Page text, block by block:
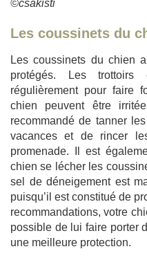
©csakisti
Les coussinets du
Les coussinets du chien
protégés. Les
régulièrement pour faire
chien peuvent être
recommandé de tanner
vacances et de rincer
promenade. Il est
chien se lécher les
sel de déneigement est
puisqu’il est constitué de
recommandations, votre
possible de lui faire porter
une meilleure protection.